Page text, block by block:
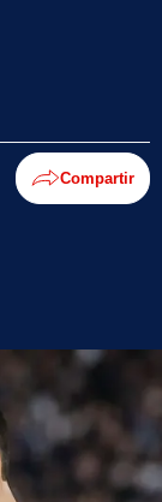
Compartir